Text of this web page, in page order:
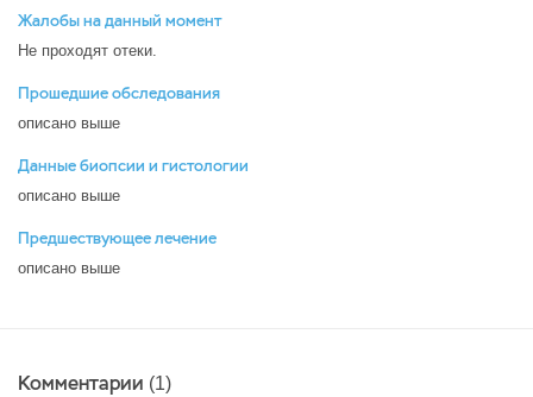
Жалобы на данный момент
Не проходят отеки.
Прошедшие обследования
описано выше
Данные биопсии и гистологии
описано выше
Предшествующее лечение
описано выше
Комментарии (1)